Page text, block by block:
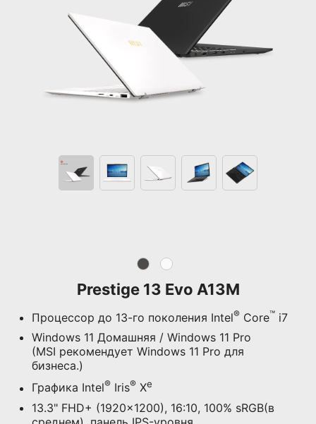
Prestige 13 Evo A13M
Процессор до 13-го поколения Intel® Core™ i7
Windows 11 Домашняя / Windows 11 Pro
(MSI рекомендует Windows 11 Pro для
бизнеса.)
Графика Intel® Iris® Xe
13.3" FHD+ (1920x1200), 16:10, 100% sRGB(в